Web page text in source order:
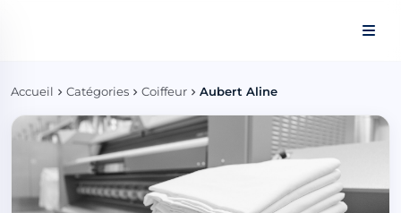
Accueil Catégories Coiffeur Aubert Aline